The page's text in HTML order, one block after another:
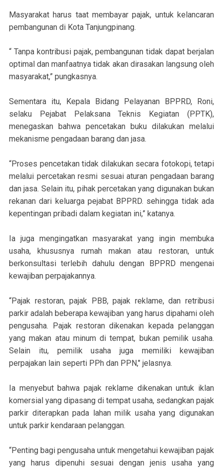
Masyarakat harus taat membayar pajak, untuk kelancaran
pembangunan di Kota Tanjungpinang.
“ Tanpa kontribusi pajak, pembangunan tidak dapat berjalan
optimal dan manfaatnya tidak akan dirasakan langsung oleh
masyarakat,” pungkasnya.
Sementara itu, Kepala Bidang Pelayanan BPPRD, Roni,
selaku Pejabat Pelaksana Teknis Kegiatan (PPTK),
menegaskan bahwa pencetakan buku dilakukan melalui
mekanisme pengadaan barang dan jasa.
“Proses pencetakan tidak dilakukan secara fotokopi, tetapi
melalui percetakan resmi sesuai aturan pengadaan barang
dan jasa. Selain itu, pihak percetakan yang digunakan bukan
rekanan dari keluarga pejabat BPPRD. sehingga tidak ada
kepentingan pribadi dalam kegiatan ini,” katanya.
Ia juga mengingatkan masyarakat yang ingin membuka
usaha, khususnya rumah makan atau restoran, untuk
berkonsultasi terlebih dahulu dengan BPPRD mengenai
kewajiban perpajakannya.
“Pajak restoran, pajak PBB, pajak reklame, dan retribusi
parkir adalah beberapa kewajiban yang harus dipahami oleh
pengusaha. Pajak restoran dikenakan kepada pelanggan
yang makan atau minum di tempat, bukan pemilik usaha.
Selain itu, pemilik usaha juga memiliki kewajiban
perpajakan lain seperti PPh dan PPN," jelasnya.
Ia menyebut bahwa pajak reklame dikenakan untuk iklan
komersial yang dipasang di tempat usaha, sedangkan pajak
parkir diterapkan pada lahan milik usaha yang digunakan
untuk parkir kendaraan pelanggan.
“Penting bagi pengusaha untuk mengetahui kewajiban pajak
yang harus dipenuhi sesuai dengan jenis usaha yang